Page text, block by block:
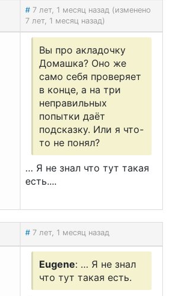
# 7 лет, 1 месяц назад (изменено
7 лет, 1 месяц назад)
Вы про акладочку
Домашка? Оно же
само себя проверяет
в конце, а на три
неправильных
попытки даёт
подсказку. Или я что-
то не понял?
… Я не знал что тут такая
есть....
# 7 лет, 1 месяц назад
Eugene: … Я не знал
что тут такая есть.